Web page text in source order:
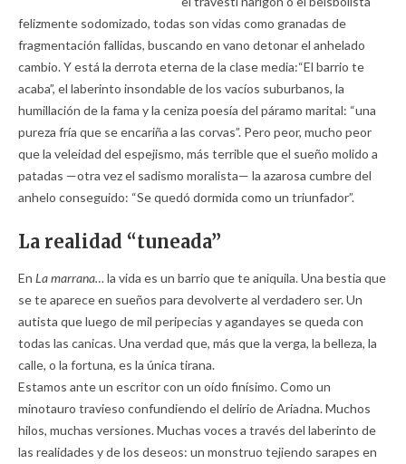
felizmente sodomizado, todas son vidas como granadas de
fragmentación fallidas, buscando en vano detonar el anhelado
cambio. Y está la derrota eterna de la clase media:“El barrio te
acaba”, el laberinto insondable de los vacíos suburbanos, la
humillación de la fama y la ceniza poesía del páramo marital: “una
pureza fría que se encariña a las corvas”. Pero peor, mucho peor
que la veleidad del espejismo, más terrible que el sueño molido a
patadas —otra vez el sadismo moralista— la azarosa cumbre del
anhelo conseguido: “Se quedó dormida como un triunfador”.
La realidad “tuneada”
En La marrana… la vida es un barrio que te aniquila. Una bestia que
se te aparece en sueños para devolverte al verdadero ser. Un
autista que luego de mil peripecias y agandayes se queda con
todas las canicas. Una verdad que, más que la verga, la belleza, la
calle, o la fortuna, es la única tirana.
Estamos ante un escritor con un oído finísimo. Como un
minotauro travieso confundiendo el delirio de Ariadna. Muchos
hilos, muchas versiones. Muchas voces a través del laberinto de
las realidades y de los deseos: un monstruo tejiendo sarapes en